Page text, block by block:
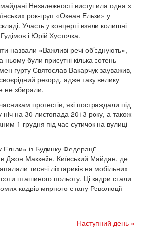
Незалежності виступила одна з
рок-груп «Океан Ельзи» у
Участь у концерті взяли колишні
і Юрій Хусточка.
назвали «Важливі речі об’єднують»,
були присутні кілька сотень
гурту Святослав Вакарчук зауважив,
рекорд, адже таку велику
не збирали.
протестів, які постраждали під
на 30 листопада 2013 року, а також
1 грудня під час сутичок на вулиці
із Будинку Федерації
Джон Маккейн. Київський Майдан, де
тисячі ліхтариків на мобільних
пташиного польоту. Ці кадри стали
кадрів мирного етапу Революції
Наступний день »